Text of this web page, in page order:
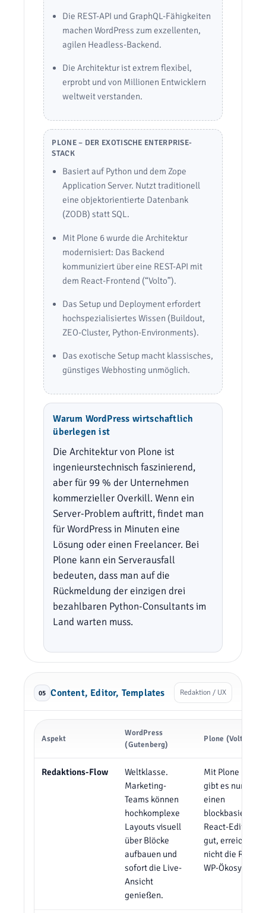
Die REST-API und GraphQL-Fähigkeiten
machen WordPress zum exzellenten,
agilen Headless-Backend.
Die Architektur ist extrem flexibel,
erprobt und von Millionen Entwicklern
weltweit verstanden.
PLONE – DER EXOTISCHE ENTERPRISE-
STACK
Basiert auf Python und dem Zope
Application Server. Nutzt traditionell
eine objektorientierte Datenbank
(ZODB) statt SQL.
Mit Plone 6 wurde die Architektur
modernisiert: Das Backend
kommuniziert über eine REST-API mit
dem React-Frontend (“Volto”).
Das Setup und Deployment erfordert
hochspezialisiertes Wissen (Buildout,
ZEO-Cluster, Python-Environments).
Das exotische Setup macht klassisches,
günstiges Webhosting unmöglich.
Warum WordPress wirtschaftlich
überlegen ist
Die Architektur von Plone ist
ingenieurstechnisch faszinierend,
aber für 99 % der Unternehmen
kommerzieller Overkill. Wenn ein
Server-Problem auftritt, findet man
für WordPress in Minuten eine
Lösung oder einen Freelancer. Bei
Plone kann ein Serverausfall
bedeuten, dass man auf die
Rückmeldung der einzigen drei
bezahlbaren Python-Consultants im
Land warten muss.
05 Content, Editor, Templates Redaktion / UX
Aspekt
WordPress
(Gutenberg)
Plone (Volto)
Redaktions-Flow
Weltklasse.
Marketing-
Teams können
hochkomplexe
Layouts visuell
über Blöcke
aufbauen und
sofort die Live-
Ansicht
genießen.
Mit Plone 6
gibt es nun auch
einen
blockbasierten
React-Editor.
gut, erreicht
nicht die Reife
WP-